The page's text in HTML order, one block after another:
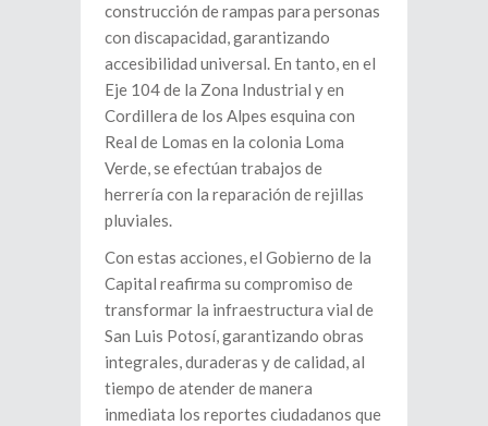
construcción de rampas para personas
con discapacidad, garantizando
accesibilidad universal. En tanto, en el
Eje 104 de la Zona Industrial y en
Cordillera de los Alpes esquina con
Real de Lomas en la colonia Loma
Verde, se efectúan trabajos de
herrería con la reparación de rejillas
pluviales.
Con estas acciones, el Gobierno de la
Capital reafirma su compromiso de
transformar la infraestructura vial de
San Luis Potosí, garantizando obras
integrales, duraderas y de calidad, al
tiempo de atender de manera
inmediata los reportes ciudadanos que